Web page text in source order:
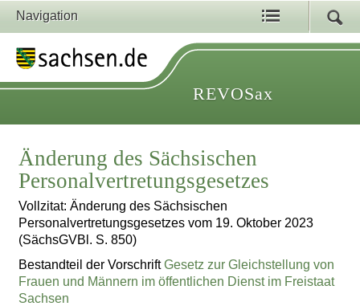
Navigation
REVOSax
Änderung des Sächsischen
Personalvertretungsgesetzes
Vollzitat: Änderung des Sächsischen
Personalvertretungsgesetzes vom 19. Oktober 2023
(SächsGVBl. S. 850)
Bestandteil der VorschriftGesetz zur Gleichstellung von
Frauen und Männern im öffentlichen Dienst im Freistaat
Sachsen